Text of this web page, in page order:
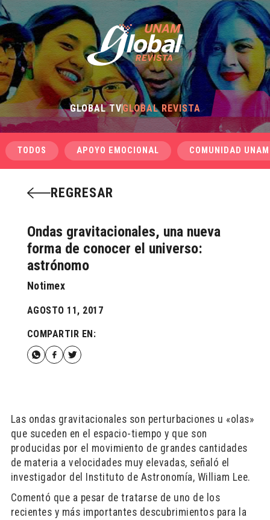
GLOBAL TVGLOBAL REVISTA
TODOS APOYO EMOCIONAL COMUNIDAD UNAM
REGRESAR
Ondas gravitacionales, una nueva
forma de conocer el universo:
astrónomo
Notimex
AGOSTO 11, 2017
COMPARTIR EN:
Las ondas gravitacionales son perturbaciones u «olas»
que suceden en el espacio-tiempo y que son
producidas por el movimiento de grandes cantidades
de materia a velocidades muy elevadas, señaló el
investigador del Instituto de Astronomía, William Lee.
Comentó que a pesar de tratarse de uno de los
recientes y más importantes descubrimientos para la